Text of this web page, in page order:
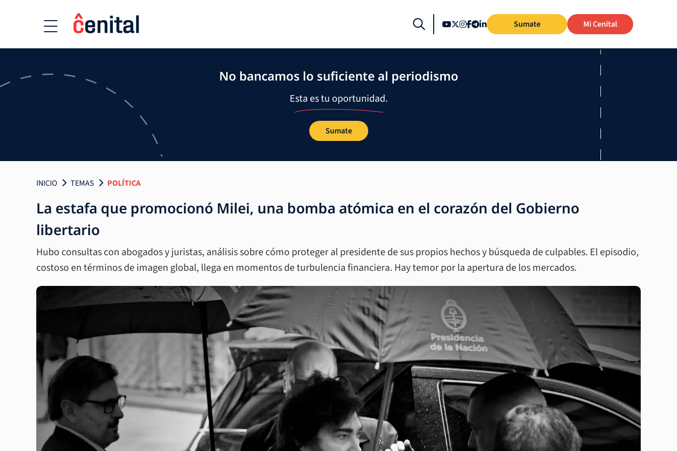
Sumate Mi Cenital
No bancamos lo suficiente al periodismo
Esta es tu oportunidad.
Sumate
INICIO TEMAS POLÍTICA
La estafa que promocionó Milei, una bomba atómica en el corazón del Gobierno
libertario
Hubo consultas con abogados y juristas, análisis sobre cómo proteger al presidente de sus propios hechos y búsqueda de culpables. El episodio,
costoso en términos de imagen global, llega en momentos de turbulencia financiera. Hay temor por la apertura de los mercados.